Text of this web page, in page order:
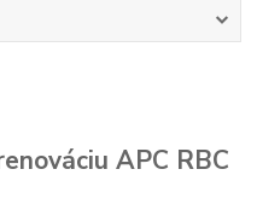
APC RBC